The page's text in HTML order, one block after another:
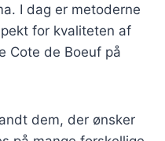
I dag er metoderne
for kvaliteten af
Cote de Boeuf på
dem, der ønsker